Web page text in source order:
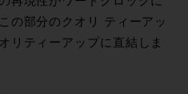
の部分のクオリ ティーアッ
リティーアップに直結しま